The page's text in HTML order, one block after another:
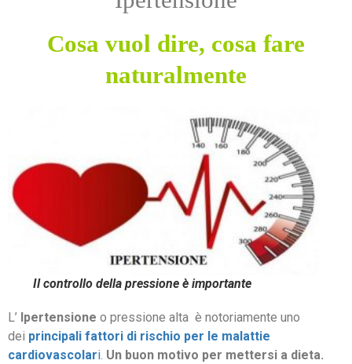
Cosa vuol dire, cosa fare
naturalmente
Il controllo della pressione è importante
L’ Ipertensione o pressione alta è notoriamente uno
dei principali fattori di rischio per le malattie
cardiovascolari. Un buon motivo per mettersi a dieta.